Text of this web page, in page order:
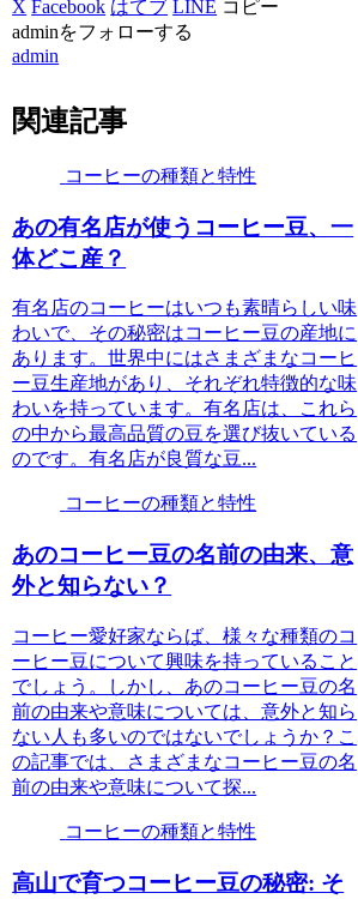
X Facebook はてブ LINE コピー
adminをフォローする
admin
関連記事
コーヒーの種類と特性
あの有名店が使うコーヒー豆、一
体どこ産？
有名店のコーヒーはいつも素晴らしい味
わいで、その秘密はコーヒー豆の産地に
あります。世界中にはさまざまなコーヒ
ー豆生産地があり、それぞれ特徴的な味
わいを持っています。有名店は、これら
の中から最高品質の豆を選び抜いている
のです。有名店が良質な豆...
コーヒーの種類と特性
あのコーヒー豆の名前の由来、意
外と知らない？
コーヒー愛好家ならば、様々な種類のコ
ーヒー豆について興味を持っていること
でしょう。しかし、あのコーヒー豆の名
前の由来や意味については、意外と知ら
ない人も多いのではないでしょうか？こ
の記事では、さまざまなコーヒー豆の名
前の由来や意味について探...
コーヒーの種類と特性
高山で育つコーヒー豆の秘密: そ